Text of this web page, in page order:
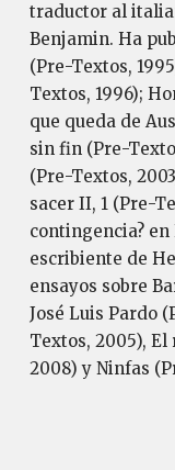
traductor al
Benjamin. Ha
(Pre-Textos,
Textos, 1996);
que queda de
sin fin (Pre-
(Pre-Textos,
sacer II, 1 (Pre-
contingencia?
escribiente de
ensayos sobre
José Luis Pardo
Textos, 2005),
2008) y Ninfas